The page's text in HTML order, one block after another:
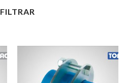
FILTRAR